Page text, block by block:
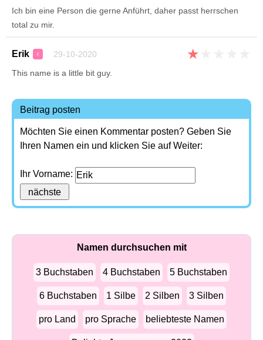
Ich bin eine Person die gerne Anführt, daher passt herrschen
total zu mir.
Erik ♀ 29-10-2020 ★
This name is a little bit guy.
Beitrag posten
Möchten Sie einen Kommentar posten? Geben Sie
Ihren Namen ein und klicken Sie auf Weiter:
Ihr Vorname:
Namen durchsuchen mit
3 Buchstaben 4 Buchstaben 5 Buchstaben
6 Buchstaben 1 Silbe 2 Silben 3 Silben
pro Land pro Sprache beliebteste Namen